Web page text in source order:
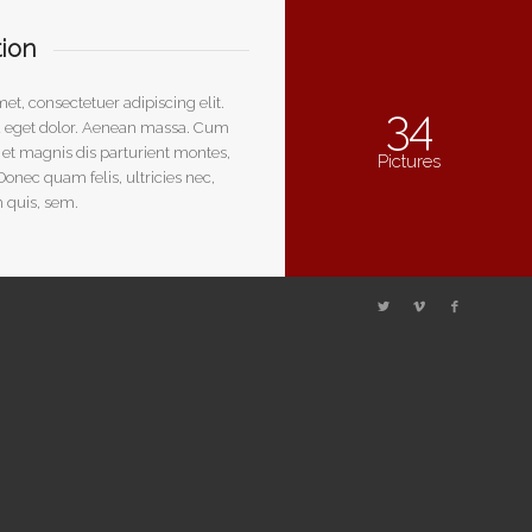
consectetuer adipiscing elit.
dolor. Aenean massa. Cum
magnis dis parturient montes,
quam felis, ultricies nec,
sem.
34
Pictures